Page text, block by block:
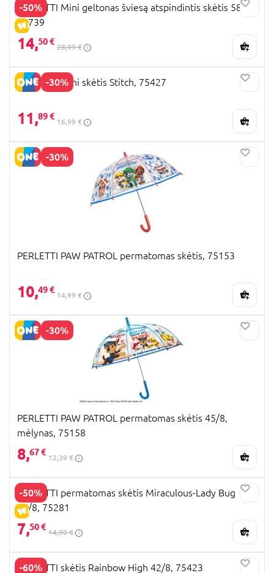
-50%
IŠPARDAVIMAS
PERLETTI Mini geltonas šviesą atspindintis skėtis 58/8,
21739
14,50 €
28,99 €
-30%
PERLETTI Mini skėtis Stitch, 75427
11,89 €
16,99 €
-30%
PERLETTI PAW PATROL permatomas skėtis, 75153
10,49 €
14,99 €
-30%
PERLETTI PAW PATROL permatomas skėtis 45/8,
mėlynas, 75158
8,67 €
12,39 €
-50%
IŠPARDAVIMAS
PERLETTI permatomas skėtis Miraculous-Lady Bug
45/8, 75281
7,50 €
14,99 €
-60%
PERLETTI skėtis Rainbow High 42/8, 75423